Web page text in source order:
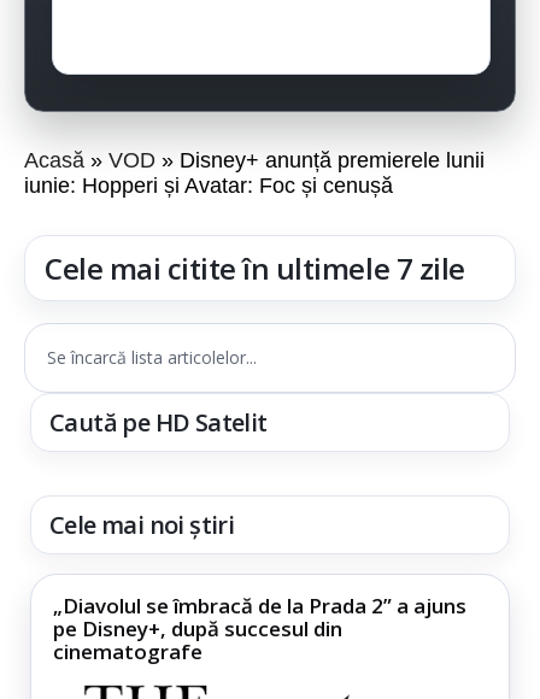
Acasă VOD
Disney+ anunță premierele lunii
iunie: Hopperi și Avatar: Foc și cenușă
Cele mai citite în ultimele 7 zile
Se încarcă lista articolelor...
Caută pe HD Satelit
Cele mai noi știri
„Diavolul se îmbracă de la Prada 2” a ajuns
pe Disney+, după succesul din
cinematografe